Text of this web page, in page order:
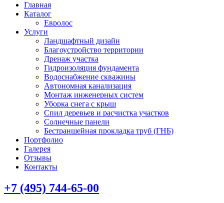
Главная
Каталог
Евролос
Услуги
Ландшафтный дизайн
Благоустройство территории
Дренаж участка
Гидроизоляция фундамента
Водоснабжение скважины
Автономная канализация
Монтаж инженерных систем
Уборка снега с крыш
Спил деревьев и расчистка участков
Солнечные панели
Бестраншейная прокладка труб (ГНБ)
Портфолио
Галерея
Отзывы
Контакты
+7 (495) 744-65-00